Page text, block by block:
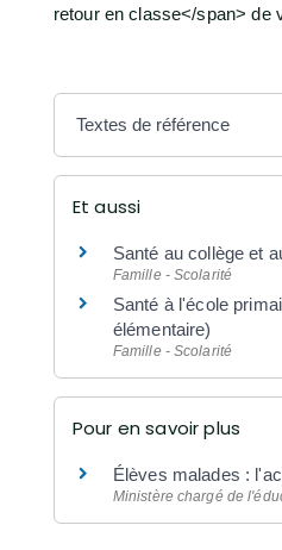
retour en classe</span> de
Textes de référence
Et aussi
Santé au collège et
Famille - Scolarité
Santé à l'école
élémentaire)
Famille - Scolarité
Pour en savoir plus
Élèves malades :
Ministère chargé de